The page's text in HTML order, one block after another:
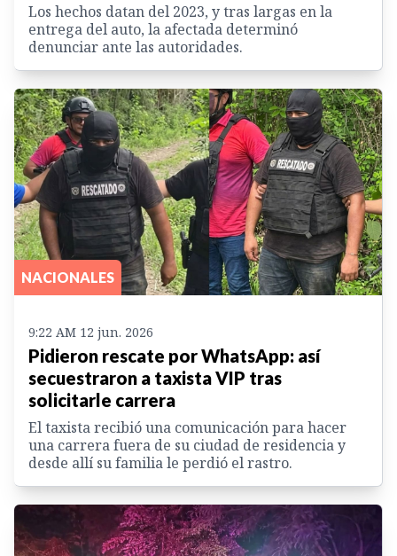
Los hechos datan del 2023, y tras largas en la
entrega del auto, la afectada determinó
denunciar ante las autoridades.
NACIONALES
9:22 AM 12 jun. 2026
Pidieron rescate por WhatsApp: así
secuestraron a taxista VIP tras
solicitarle carrera
El taxista recibió una comunicación para hacer
una carrera fuera de su ciudad de residencia y
desde allí su familia le perdió el rastro.